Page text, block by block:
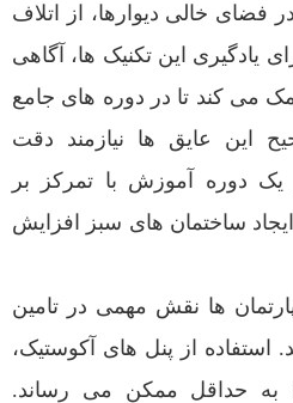
خالی دیوارها، از اتلاف
یادگیری این تکنیک ها، آگاهی
می کند تا در دوره های جامع
این عایق ها نیازمند دقت
دوره آموزش با تمرکز بر
ساختمان های سبز افزایش
ها نقش مهمی در تامین
استفاده از پنل های آکوستیک،
به حداقل ممکن می رساند.